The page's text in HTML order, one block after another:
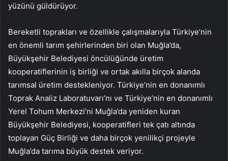
yüzünü güldürüyor.
Bereketli toprakları ve özellikle çalışmalarıyla Türkiye’nin
en önemli tarım şehirlerinden biri olan Muğla’da,
Büyükşehir Belediyesi öncülüğünde üretim
kooperatiflerinin iş birliği ve ortak akılla birçok alanda
tarımsal üretim destekleniyor. Türkiye’nin en donanımlı
Toprak Analiz Laboratuvarı’nı ve Türkiye’nin en donanımlı
Yerel Tohum Merkezi’ni Muğla’da yeniden kuran
Büyükşehir Belediyesi, kooperatifleri tek çatı altında
toplayan Güç Birliği ve daha birçok yenilikçi projeyle
Muğla’da tarıma büyük destek veriyor.